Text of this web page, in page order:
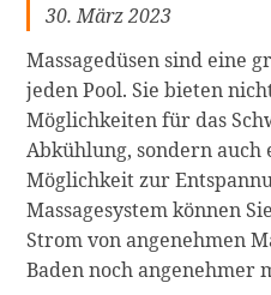
30. März 2023
Massagedüsen sind eine
jeden Pool. Sie bieten
Möglichkeiten für das
Abkühlung, sondern auch
Möglichkeit zur
Massagesystem können
Strom von angenehmen
Baden noch angenehmer